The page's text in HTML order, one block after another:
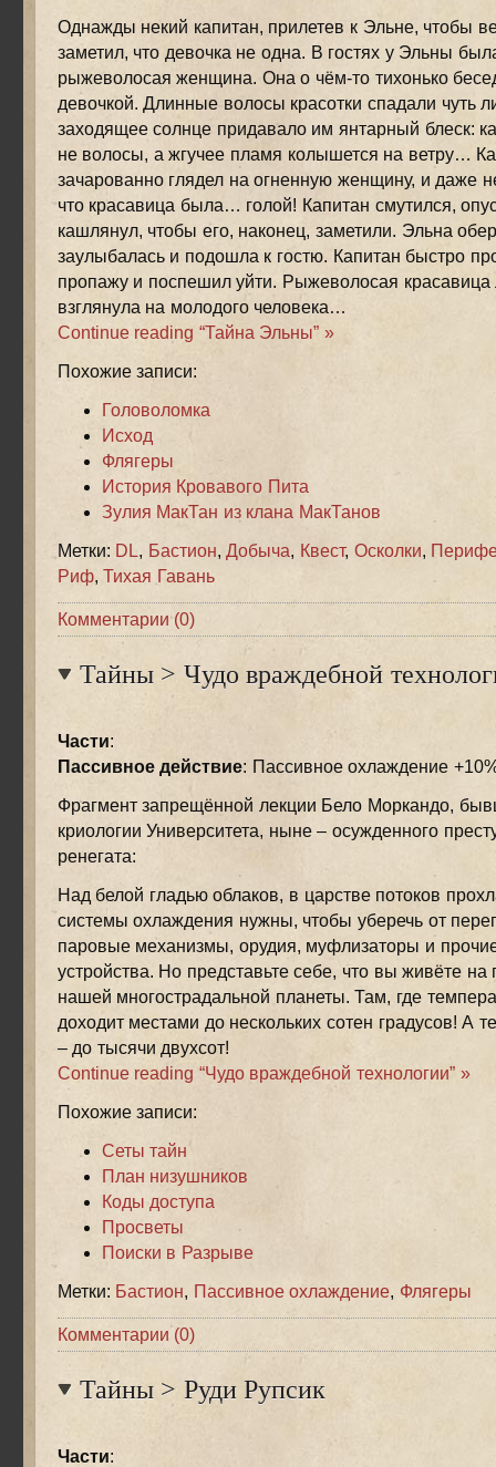
Однажды некий капитан, прилетев к Эльне, чтобы
заметил, что девочка не одна. В гостях у Эльны
рыжеволосая женщина. Она о чём-то тихонько
девочкой. Длинные волосы красотки спадали чуть
заходящее солнце придавало им янтарный блеск:
не волосы, а жгучее пламя колышется на ветру…
зачарованно глядел на огненную женщину, и даже
что красавица была… голой! Капитан смутился,
кашлянул, чтобы его, наконец, заметили. Эльна
заулыбалась и подошла к гостю. Капитан быстро
пропажу и поспешил уйти. Рыжеволосая
взглянула на молодого человека…
Continue reading “Тайна Эльны” »
Похожие записи:
Головоломка
Исход
Флягеры
История Кровавого Пита
Зулия МакТан из клана МакТанов
Метки: DL, Бастион,Добыча, Квест, Осколки,
Риф,Тихая Гавань
Комментарии (0)
Тайны> Чудо враждебной
Части:
Пассивное действие: Пассивное охлаждение
Фрагмент запрещённой лекции Бело Моркандо,
криологии Университета, ныне – осужденного
ренегата:
Над белой гладью облаков, в царстве потоков
системы охлаждения нужны, чтобы уберечь от
паровые механизмы, орудия, муфлизаторы и
устройства. Но представьте себе, что вы живёте на
нашей многострадальной планеты. Там, где
доходит местами до нескольких сотен градусов! А
– до тысячи двухсот!
Continue reading “Чудо враждебной технологии” »
Похожие записи:
Сеты тайн
План низушников
Коды доступа
Просветы
Поиски в Разрыве
Метки: Бастион, Пассивное охлаждение, Флягеры
Комментарии (0)
Тайны> Руди Рупсик
Части: